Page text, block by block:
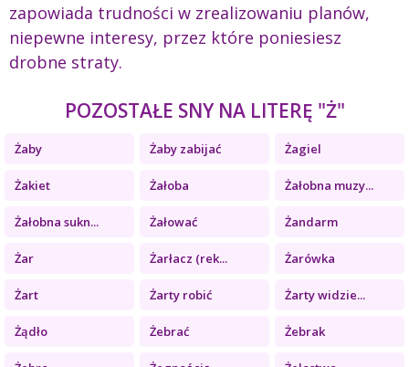
zapowiada trudności w zrealizowaniu planów,
niepewne interesy, przez które poniesiesz
drobne straty.
POZOSTAŁE SNY NA LITERĘ "Ż"
Żaby Żaby zabijać Żagiel
Żakiet Żałoba Żałobna muzy...
Żałobna sukn... Żałować Żandarm
Żar Żarłacz (rek... Żarówka
Żart Żarty robić Żarty widzie...
Żądło Żebrać Żebrak